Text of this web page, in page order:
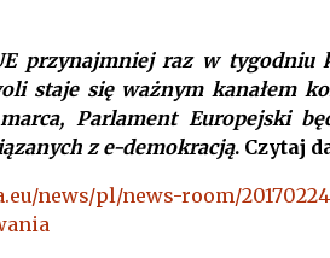
przynajmniej raz w
staje się ważnym kanałem
Parlament Europejski
z e-demokracją. Czytaj
news/pl/news-room/